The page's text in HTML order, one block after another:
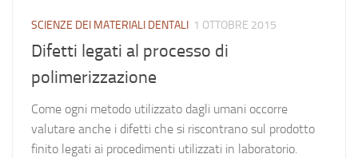
SCIENZE DEI MATERIALI DENTALI 1 OTTOBRE 2015
Difetti legati al processo di
polimerizzazione
Come ogni metodo utilizzato dagli umani occorre
valutare anche i difetti che si riscontrano sul prodotto
finito legati ai procedimenti utilizzati in laboratorio.